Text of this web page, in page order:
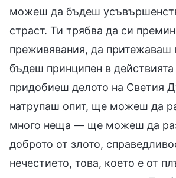
можеш да бъдеш
страст. Ти трябва да си
преживявания, да притежаваш
бъдеш принципен в
придобиеш делото на Светия
натрупаш опит, ще можеш да
много неща — ще можеш да
доброто от злото,
нечестието, това, което е от